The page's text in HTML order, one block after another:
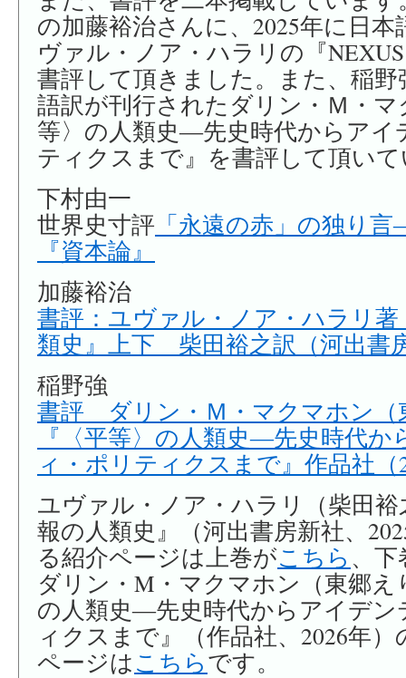
は
の加藤裕治さんに、2025年に日
ヴァル・ノア・ハラリの『
書評して頂きました。また、稲
語訳が刊行されたダリン・Ｍ・
等〉の人類史―先史時代からアイ
ティクスまで』を書評して頂い
下村由一
世界史寸評 「永遠の赤」の独り
『資本論』
加藤裕治
書評：ユヴァル・ノア・ハラリ著
類史』上下 柴田裕之訳（河出書
稲野強
書評 ダリン・Ｍ・マクマホン（
『〈平等〉の人類史―先史時代
ィ・ポリティクスまで』作品社（
ユヴァル・ノア・ハラリ（柴田裕
報の人類史』（河出書房新社、
る紹介ページは上巻がこちら 、下
ダリン・M・マクマホン（東郷え
の人類史―先史時代からアイデン
ィクスまで』（作品社、2026年
ページはこちらです。